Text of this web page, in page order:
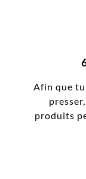
Afin que
produits